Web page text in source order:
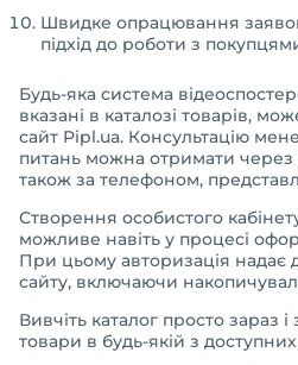
Швидке опрацювання
підхід до роботи з
Будь-яка система
вказані в каталозі товарів,
сайт Pipl.ua. Консультацію
питань можна отримати
також за телефоном,
Створення особистого
можливе навіть у процесі
При цьому авторизація надає
сайту, включаючи
Вивчіть каталог просто зараз і
товари в будь-якій з доступних